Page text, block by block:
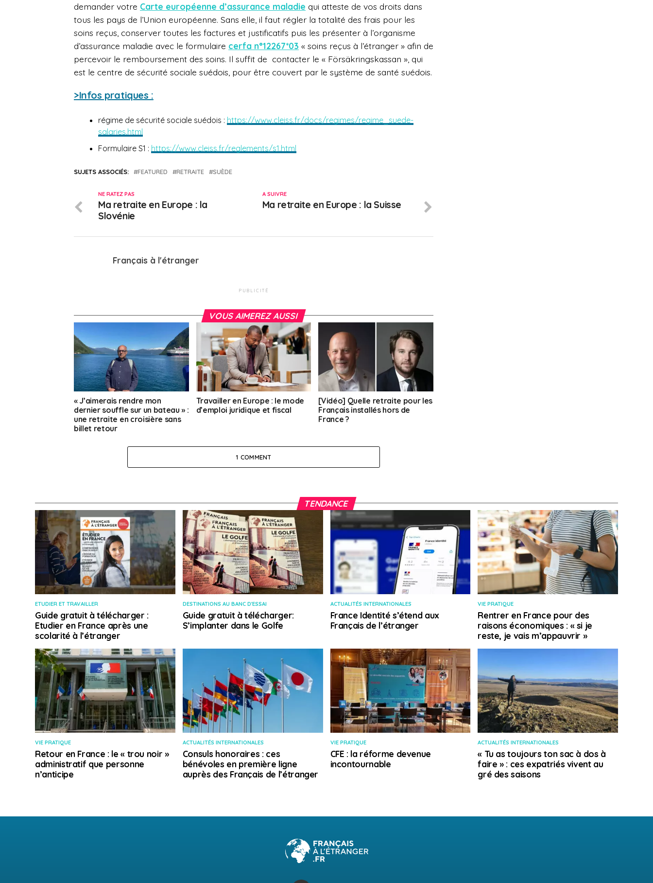
demander votre Carte européenne d’assurance maladie qui atteste de vos droits dans
tous les pays de l’Union européenne. Sans elle, il faut régler la totalité des frais pour les
soins reçus, conserver toutes les factures et justificatifs puis les présenter à l’organisme
d’assurance maladie avec le formulaire cerfa n°12267*03 « soins reçus à l’étranger » afin de
percevoir le remboursement des soins. Il suffit de contacter le « Försäkringskassan », qui
est le centre de sécurité sociale suédois, pour être couvert par le système de santé suédois.
>Infos pratiques :
régime de sécurité sociale suédois : https://www.cleiss.fr/docs/regimes/regime_suede-
salaries.html
Formulaire S1 : https://www.cleiss.fr/reglements/s1.html
SUJETS ASSOCIÉS: FEATURED RETRAITE SUÈDE
A SUIVRE
Ma retraite en Europe : la Suisse
NE RATEZ PAS
Ma retraite en Europe : la
Slovénie
Français à l'étranger
PUBLICITÉ
VOUS AIMEREZ AUSSI
« J’aimerais rendre mon
dernier souffle sur un bateau » :
une retraite en croisière sans
billet retour
Travailler en Europe : le mode
d’emploi juridique et fiscal
[Vidéo] Quelle retraite pour les
Français installés hors de
France ?
1 COMMENT
TENDANCE
ETUDIER ET TRAVAILLER
Guide gratuit à télécharger :
Etudier en France après une
scolarité à l’étranger
DESTINATIONS AU BANC D'ESSAI
Guide gratuit à télécharger:
S’implanter dans le Golfe
ACTUALITÉS INTERNATIONALES
France Identité s’étend aux
Français de l’étranger
VIE PRATIQUE
Rentrer en France pour des
raisons économiques : « si je
reste, je vais m’appauvrir »
VIE PRATIQUE
Retour en France : le « trou noir »
administratif que personne
n’anticipe
ACTUALITÉS INTERNATIONALES
Consuls honoraires : ces
bénévoles en première ligne
auprès des Français de l’étranger
VIE PRATIQUE
CFE : la réforme devenue
incontournable
ACTUALITÉS INTERNATIONALES
« Tu as toujours ton sac à dos à
faire » : ces expatriés vivent au
gré des saisons